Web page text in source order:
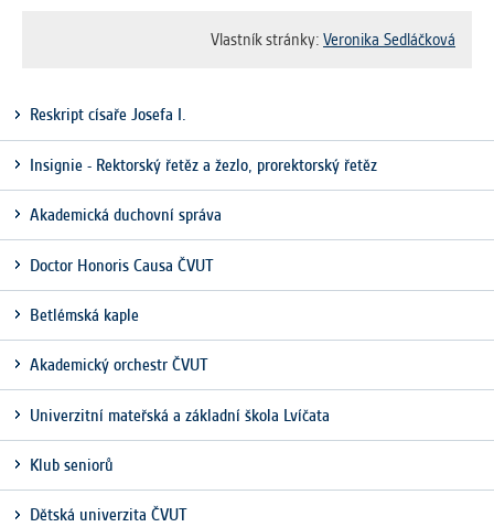
cookies systémů třetích stran, které nám
OSTATNÍ
Cookies, které aplikace nedokáže zařadit.
zůstala prázdná a všechny cookies byly
uvedených výše.
Vlastník stránky: Veronika Sedláčková
Reskript císaře Josefa I.
Insignie - Rektorský řetěz a žezlo, prorektorský řetěz
Akademická duchovní správa
Doctor Honoris Causa ČVUT
Betlémská kaple
Akademický orchestr ČVUT
Univerzitní mateřská a základní škola Lvíčata
Klub seniorů
Dětská univerzita ČVUT